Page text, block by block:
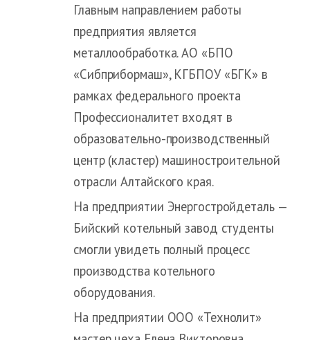
Главным направлением работы
предприятия является
металлообработка. АО «БПО
«Сибприбормаш», КГБПОУ «БГК» в
рамках федерального проекта
Профессионалитет входят в
образовательно-производственный
центр (кластер) машиностроительной
отрасли Алтайского края.
На предприятии Энергостройдеталь —
Бийский котельный завод студенты
смогли увидеть полный процесс
производства котельного
оборудования.
На предприятии ООО «Технолит»